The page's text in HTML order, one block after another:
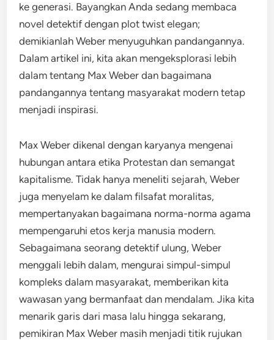
ke generasi. Bayangkan Anda sedang membaca
novel detektif dengan plot twist elegan;
demikianlah Weber menyuguhkan pandangannya.
Dalam artikel ini, kita akan mengeksplorasi lebih
dalam tentang Max Weber dan bagaimana
pandangannya tentang masyarakat modern tetap
menjadi inspirasi.
Max Weber dikenal dengan karyanya mengenai
hubungan antara etika Protestan dan semangat
kapitalisme. Tidak hanya meneliti sejarah, Weber
juga menyelam ke dalam filsafat moralitas,
mempertanyakan bagaimana norma-norma agama
mempengaruhi etos kerja manusia modern.
Sebagaimana seorang detektif ulung, Weber
menggali lebih dalam, mengurai simpul-simpul
kompleks dalam masyarakat, memberikan kita
wawasan yang bermanfaat dan mendalam. Jika kita
menarik garis dari masa lalu hingga sekarang,
pemikiran Max Weber masih menjadi titik rujukan